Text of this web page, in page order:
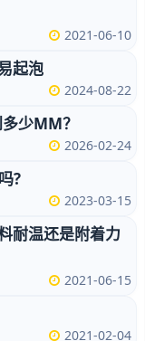
2021-06-10
起泡
2024-08-22
少MM？
2026-02-24
?
2023-03-15
耐温还是附着力
2021-06-15
2021-02-04